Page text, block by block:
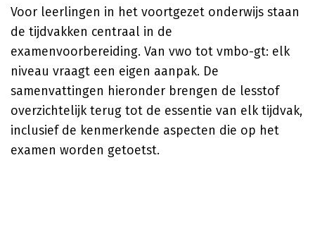
Voor leerlingen in het voortgezet onderwijs staan
de tijdvakken centraal in de
examenvoorbereiding. Van vwo tot vmbo-gt: elk
niveau vraagt een eigen aanpak. De
samenvattingen hieronder brengen de lesstof
overzichtelijk terug tot de essentie van elk tijdvak,
inclusief de kenmerkende aspecten die op het
examen worden getoetst.